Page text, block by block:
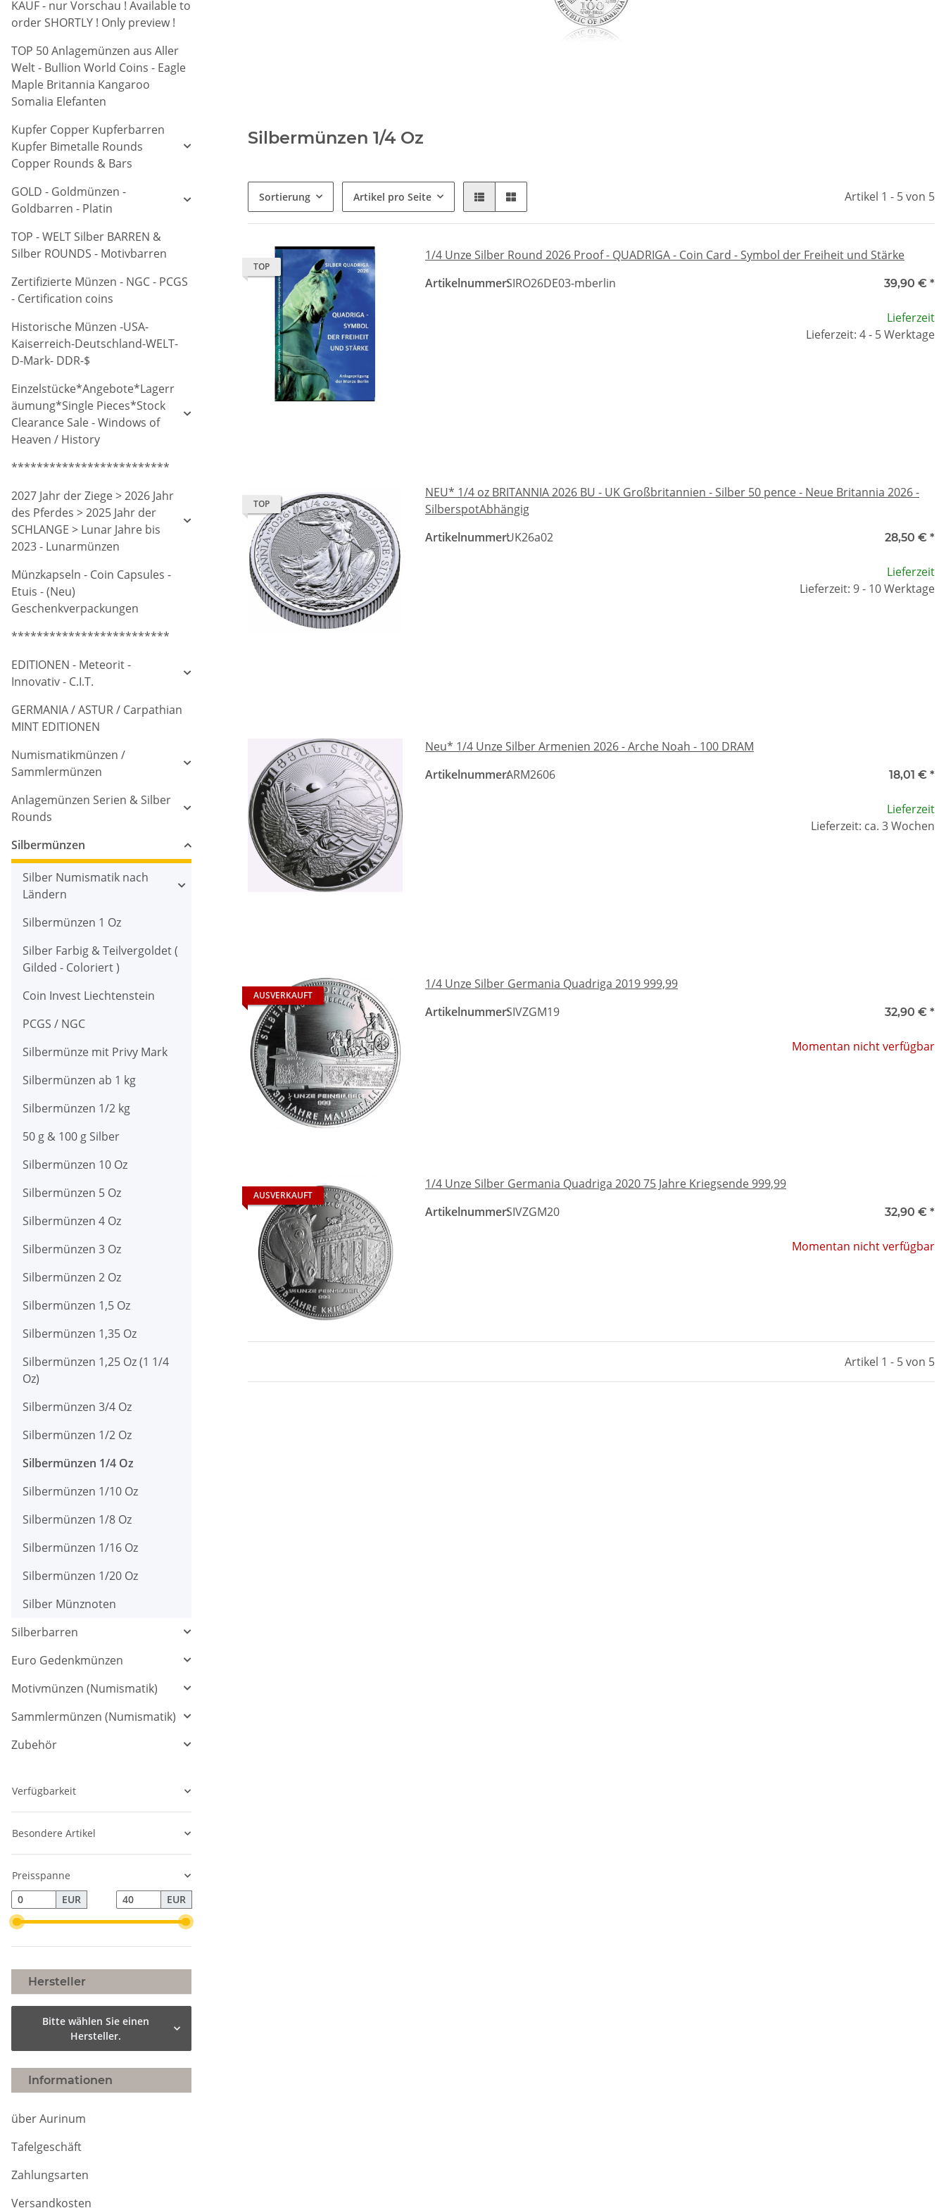
Silbermünzen 1/4 Oz
Sortierung Artikel pro Seite Artikel 1 - 5 von 5
TOP
1/4 Unze Silber Round 2026 Proof - QUADRIGA - Coin Card - Symbol der Freiheit und Stärke
Artikelnummer:SIRO26DE03-mberlin 39,90 € *
Lieferzeit
Lieferzeit: 4 - 5 Werktage
TOP
NEU* 1/4 oz BRITANNIA 2026 BU - UK Großbritannien - Silber 50 pence - Neue Britannia 2026 -
SilberspotAbhängig
Artikelnummer:UK26a02 28,50 € *
Lieferzeit
Lieferzeit: 9 - 10 Werktage
Neu* 1/4 Unze Silber Armenien 2026 - Arche Noah - 100 DRAM
Artikelnummer:ARM2606 18,01 € *
Lieferzeit
Lieferzeit: ca. 3 Wochen
AUSVERKAUFT
1/4 Unze Silber Germania Quadriga 2019 999,99
Artikelnummer:SIVZGM19 32,90 € *
Momentan nicht verfügbar
AUSVERKAUFT
1/4 Unze Silber Germania Quadriga 2020 75 Jahre Kriegsende 999,99
Artikelnummer:SIVZGM20 32,90 € *
Momentan nicht verfügbar
Artikel 1 - 5 von 5
KAUF - nur Vorschau ! Available to
order SHORTLY ! Only preview !
TOP 50 Anlagemünzen aus Aller
Welt - Bullion World Coins - Eagle
Maple Britannia Kangaroo
Somalia Elefanten
Kupfer Copper Kupferbarren
Kupfer Bimetalle Rounds
Copper Rounds & Bars
GOLD - Goldmünzen -
Goldbarren - Platin
TOP - WELT Silber BARREN &
Silber ROUNDS - Motivbarren
Zertifizierte Münzen - NGC - PCGS
- Certification coins
Historische Münzen -USA-
Kaiserreich-Deutschland-WELT-
D-Mark- DDR-$
Einzelstücke*Angebote*Lagerr
äumung*Single Pieces*Stock
Clearance Sale - Windows of
Heaven / History
*************************
2027 Jahr der Ziege > 2026 Jahr
des Pferdes > 2025 Jahr der
SCHLANGE > Lunar Jahre bis
2023 - Lunarmünzen
Münzkapseln - Coin Capsules -
Etuis - (Neu)
Geschenkverpackungen
*************************
EDITIONEN - Meteorit -
Innovativ - C.I.T.
GERMANIA / ASTUR / Carpathian
MINT EDITIONEN
Numismatikmünzen /
Sammlermünzen
Anlagemünzen Serien & Silber
Rounds
Silbermünzen
Silber Numismatik nach
Ländern
Silbermünzen 1 Oz
Silber Farbig & Teilvergoldet (
Gilded - Coloriert )
Coin Invest Liechtenstein
PCGS / NGC
Silbermünze mit Privy Mark
Silbermünzen ab 1 kg
Silbermünzen 1/2 kg
50 g & 100 g Silber
Silbermünzen 10 Oz
Silbermünzen 5 Oz
Silbermünzen 4 Oz
Silbermünzen 3 Oz
Silbermünzen 2 Oz
Silbermünzen 1,5 Oz
Silbermünzen 1,35 Oz
Silbermünzen 1,25 Oz (1 1/4
Oz)
Silbermünzen 3/4 Oz
Silbermünzen 1/2 Oz
Silbermünzen 1/4 Oz
Silbermünzen 1/10 Oz
Silbermünzen 1/8 Oz
Silbermünzen 1/16 Oz
Silbermünzen 1/20 Oz
Silber Münznoten
Silberbarren
Euro Gedenkmünzen
Motivmünzen (Numismatik)
Sammlermünzen (Numismatik)
Zubehör
Verfügbarkeit
Besondere Artikel
Preisspanne
EUR
EUR
Hersteller
Bitte wählen Sie einen
Hersteller.
Informationen
über Aurinum
Tafelgeschäft
Zahlungsarten
Versandkosten